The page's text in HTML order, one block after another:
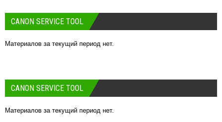
CANON SERVICE TOOL
Материалов за текущий период нет.
CANON SERVICE TOOL
Материалов за текущий период нет.